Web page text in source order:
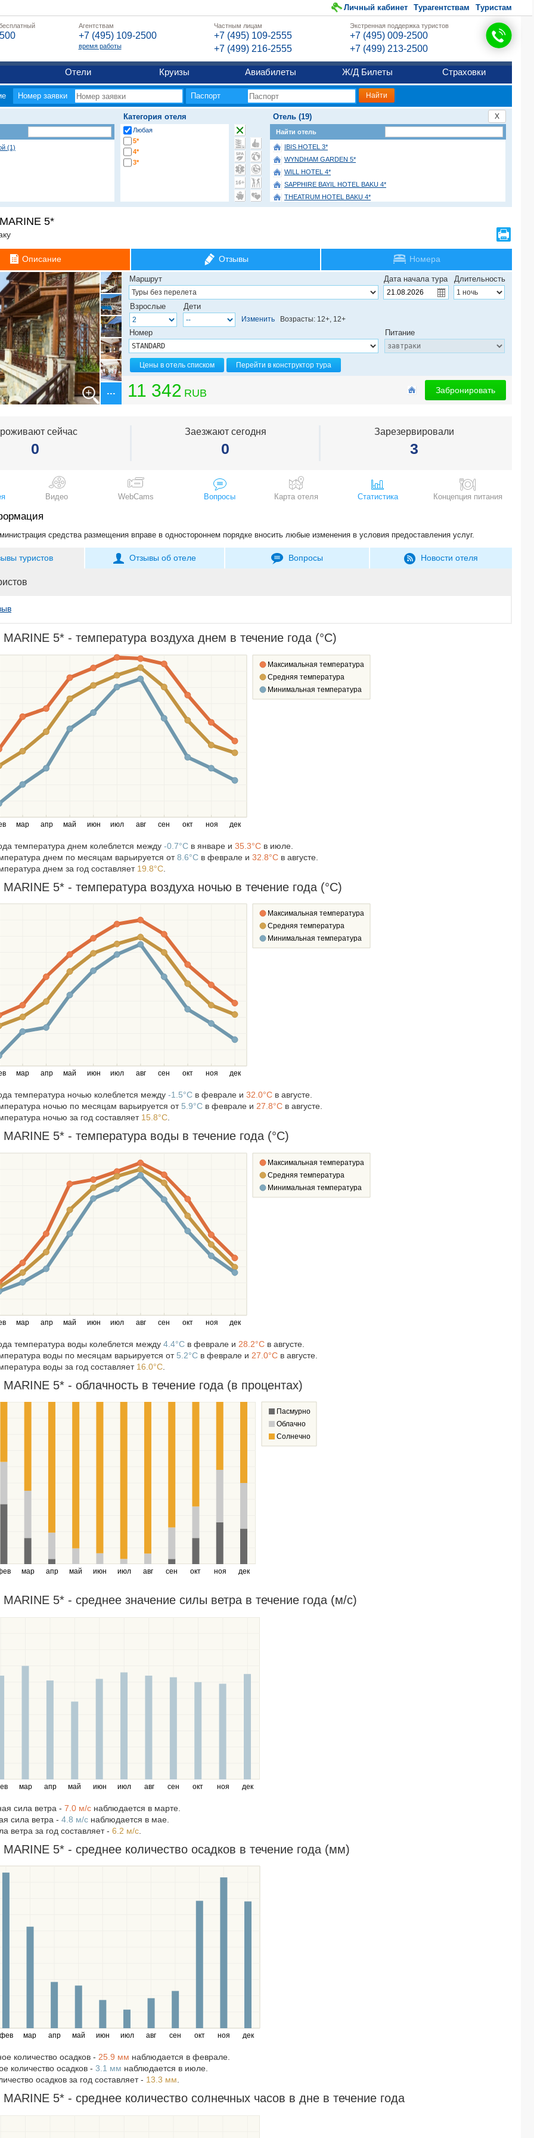
Личный кабинет Турагентствам Туристам
Агентствам
+7 (495) 109-2500
время работы
Частным лицам
+7 (495) 109-2555
+7 (499) 216-2555
Экстренная поддержка туристов
+7 (495) 009-2500
+7 (499) 213-2500
Отели Круизы Авиабилеты Ж/Д Билеты Страховки
Номер заявки Паспорт
X
(1)
Категория отеля
Любая
5*
4*
3*
Отель (19)
Найти отель
IBIS HOTEL 3*
WYNDHAM GARDEN 5*
WILL HOTEL 4*
SAPPHIRE BAYIL HOTEL BAKU 4*
THEATRUM HOTEL BAKU 4*
MILDOM HOTEL BAKU 3*
NOBEL HOTEL 4*
MIDWAY HOTEL 5*
BADAMDAR HOTEL&RESIDENCE 4*
SAPPHIRE MARINE 5*
SMITH HOTEL 3*
5*
Описание Отзывы Номера
Маршрут Дата начала тура Длительность
Изменить
Взрослые Дети
Возрасты: 12+, 12+
Номер Питание
Цены в отель списком Перейти в конструктор тура
11 342 RUB Забронировать
сейчас
0
Заезжают сегодня
0
Зарезервировали
3
Видео WebCams Вопросы Карта отеля Статистика Концепция питания
средства размещения вправе в одностороннем порядке вносить любые изменения в условия предоставления услуг.
туристов Отзывы об отеле Вопросы Новости отеля
MARINE 5* - температура воздуха днем в течение года (°C)
мар апр май июн июл авг сен окт ноя дек
Максимальная температура
Средняя температура
Минимальная температура
температура днем колеблется между -0.7°C в январе и 35.3°C в июле.
днем по месяцам варьируется от8.6°C в феврале и 32.8°C в августе.
днем за год составляет 19.8°C
MARINE 5* - температура воздуха ночью в течение года (°C)
мар апр май июн июл авг сен окт ноя дек
Максимальная температура
Средняя температура
Минимальная температура
температура ночью колеблется между -1.5°C в феврале и 32.0°C в августе.
ночью по месяцам варьируется от 5.9°C в феврале и 27.8°C в августе.
ночью за год составляет 15.8°C
MARINE 5* - температура воды в течение года (°C)
мар апр май июн июл авг сен окт ноя дек
Максимальная температура
Средняя температура
Минимальная температура
температура воды колеблется между 4.4°C в феврале и 28.2°C в августе.
воды по месяцам варьируется от 5.2°C в феврале и 27.0°C в августе.
воды за год составляет 16.0°C
5* - облачность в течение года (в процентах)
мар апр май июн июл авг сен окт ноя дек
Пасмурно
Облачно
Солнечно
MARINE 5* - среднее значение силы ветра в течение года (м/c)
мар апр май июн июл авг сен окт ноя дек
сила ветра - 7.0 м/c наблюдается в марте.
сила ветра - 4.8 м/c наблюдается в мае.
ветра за год составляет - 6.2 м/c
MARINE 5* - среднее количество осадков в течение года (мм)
фев мар апр май июн июл авг сен окт ноя дек
количество осадков - 25.9 мм наблюдается в феврале.
количество осадков - 3.1 мм наблюдается в июле.
осадков за год составляет - 13.3 мм
MARINE 5* - среднее количество солнечных часов в дне в течение года